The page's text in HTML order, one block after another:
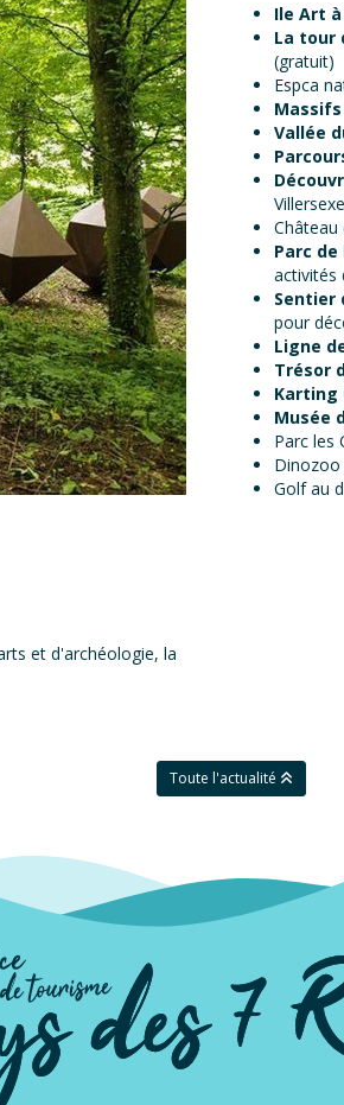
Ile Art
La tour
(gratuit)
Espca
Vallée
Parc
activités
Sentier
pour
Ligne
Trésor
Karting
Musée
Parc les
Dinozoo
Golf au
et d'archéologie, la
Toute l'actualité